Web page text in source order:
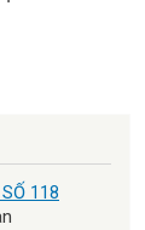
118